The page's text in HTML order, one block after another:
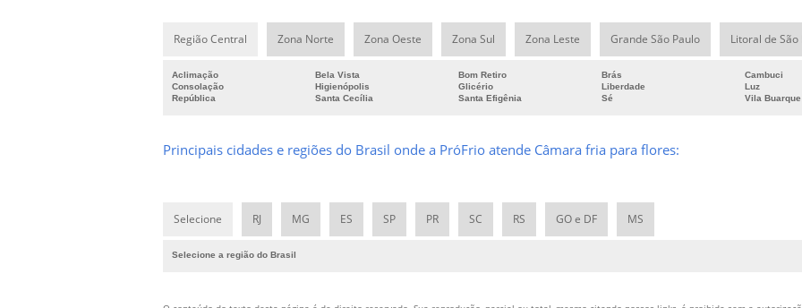
Região Central Zona Norte Zona Oeste Zona Sul Zona Leste Grande São Paulo Litoral de São
Aclimação Bela Vista Bom Retiro Brás Cambuci
Consolação
Higienópolis Glicério Liberdade Luz
República
Santa Cecília Santa Efigênia Sé Vila Buarque
Principais cidades e regiões do Brasil onde a PróFrio atende Câmara fria para flores:
Selecione RJ MG ES SP PR SC RS GO e DF MS
Selecione a região do Brasil